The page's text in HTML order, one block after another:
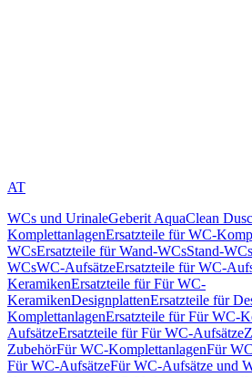
AT
WCs und UrinaleGeberit AquaClean
KomplettanlagenErsatzteile für WC-
WCsErsatzteile für Wand-WCsStand-WCs
WCsWC-AufsätzeErsatzteile für WC-
KeramikenErsatzteile für Für WC-
KeramikenDesignplattenErsatzteile für
KomplettanlagenErsatzteile für Für WC-
AufsätzeErsatzteile für Für WC-Aufsätze
ZubehörFür WC-KomplettanlagenFür
Für WC-AufsätzeFür WC-Aufsätze und